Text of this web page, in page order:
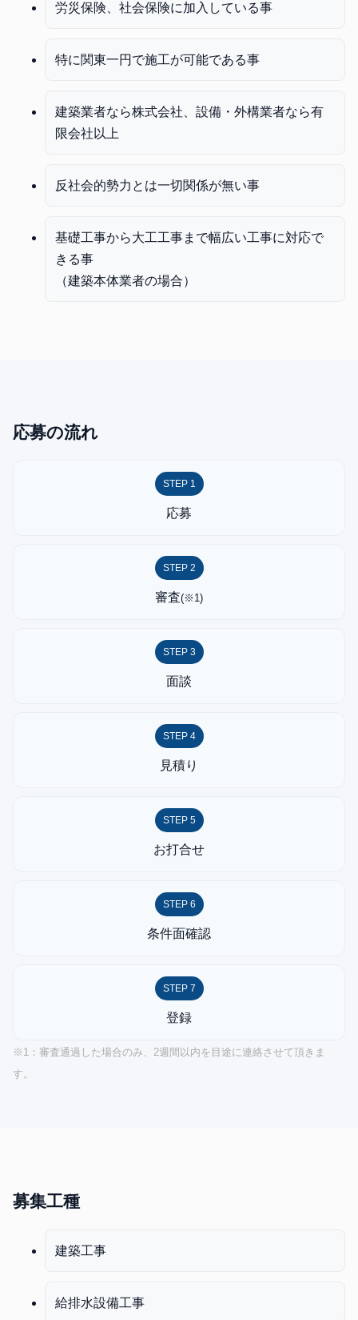
労災保険、社会保険に加入している事
特に関東一円で施工が可能である事
建築業者なら株式会社、設備・外構業者なら有
限会社以上
反社会的勢力とは一切関係が無い事
基礎工事から大工工事まで幅広い工事に対応で
きる事
（建築本体業者の場合）
応募の流れ
STEP 1
応募
STEP 2
審査(※1)
STEP 3
面談
STEP 4
見積り
STEP 5
お打合せ
STEP 6
条件面確認
STEP 7
登録
※1：審査通過した場合のみ、2週間以内を目途に連絡させて頂きま
す。
募集工種
建築工事
給排水設備工事